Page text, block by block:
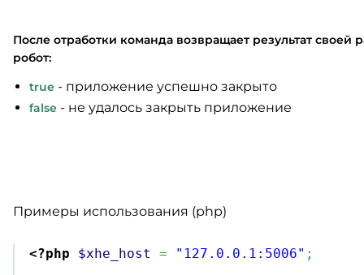
После отработки команда возвращает результат своей
робот:
true - приложение успешно закрыто
false - не удалось закрыть приложение
Примеры использования (php)
<?php $xhe_host = "127.0.0.1:5006" ;